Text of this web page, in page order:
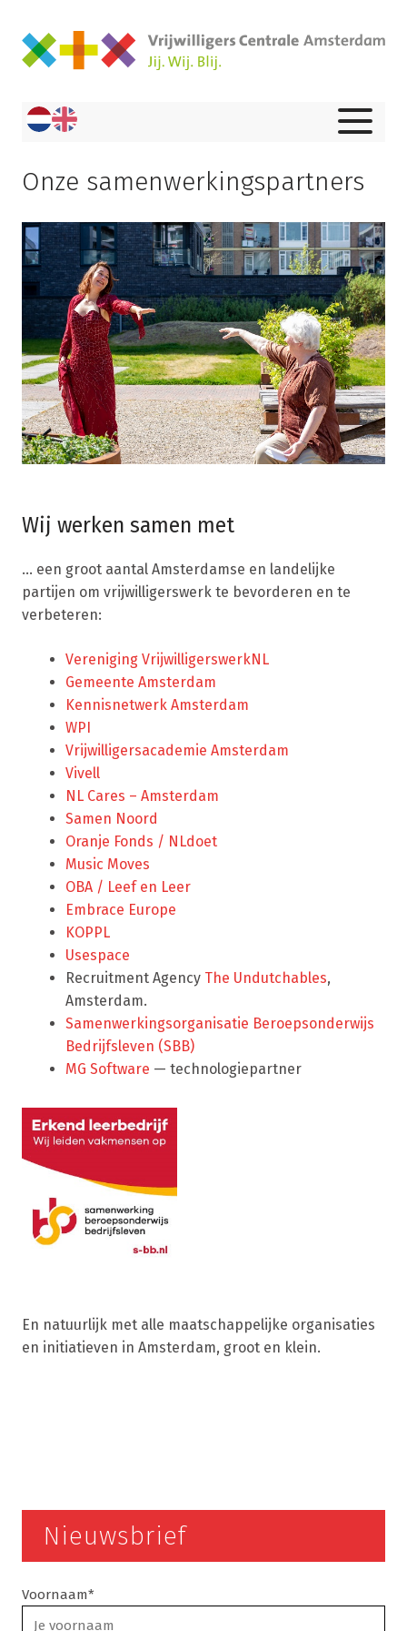
Onze samenwerkingspartners
Wij werken samen met
… een groot aantal Amsterdamse en landelijke
partijen om vrijwilligerswerk te bevorderen en te
verbeteren:
Vereniging VrijwilligerswerkNL
Gemeente Amsterdam
Kennisnetwerk Amsterdam
WPI
Vrijwilligersacademie Amsterdam
Vivell
NL Cares – Amsterdam
Samen Noord
Oranje Fonds / NLdoet
Music Moves
OBA / Leef en Leer
Embrace Europe
KOPPL
Usespace
Recruitment Agency The Undutchables,
Amsterdam.
Samenwerkingsorganisatie Beroepsonderwijs
Bedrijfsleven (SBB)
MG Software — technologiepartner
En natuurlijk met alle maatschappelijke organisaties
en initiatieven in Amsterdam, groot en klein.
Nieuwsbrief
Voornaam*